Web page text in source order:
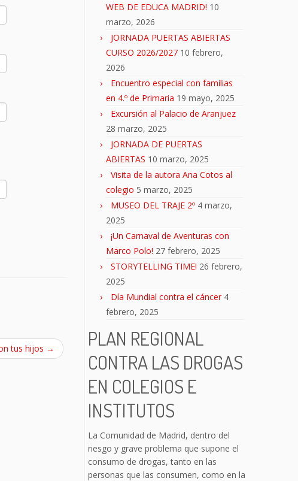
tus hijos →
WEB DE EDUCA MADRID! 10
marzo, 2026
JORNADA PUERTAS ABIERTAS
CURSO 2026/2027 10 febrero,
2026
Encuentro especial con familias
en 4.º de Primaria 19 mayo, 2025
Excursión al Palacio de Aranjuez
28 marzo, 2025
JORNADA DE PUERTAS
ABIERTAS 10 marzo, 2025
Visita de la autora Ana Cotos al
colegio 5 marzo, 2025
MUSEO DEL TRAJE 2º 4 marzo,
2025
¡Un Carnaval de Aventuras con
Marco Polo! 27 febrero, 2025
STORYTELLING TIME! 26 febrero,
2025
Día Mundial contra el cáncer 4
febrero, 2025
PLAN REGIONAL
CONTRA LAS DROGAS
EN COLEGIOS E
INSTITUTOS
La Comunidad de Madrid, dentro del
riesgo y grave problema que supone el
consumo de drogas, tanto en las
personas que las consumen, como en la